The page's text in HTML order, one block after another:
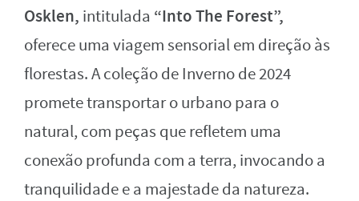
Osklen, intitulada “Into The Forest”,
oferece uma viagem sensorial em direção às
florestas. A coleção de Inverno de 2024
promete transportar o urbano para o
natural, com peças que refletem uma
conexão profunda com a terra, invocando a
tranquilidade e a majestade da natureza.